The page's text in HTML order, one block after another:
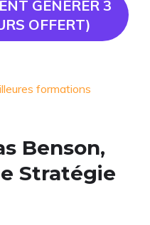
GENÈRER 3
OFFERT)
formations
Benson,
Stratégie